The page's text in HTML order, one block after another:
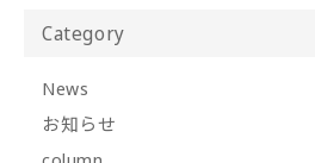
Category
News
お知らせ